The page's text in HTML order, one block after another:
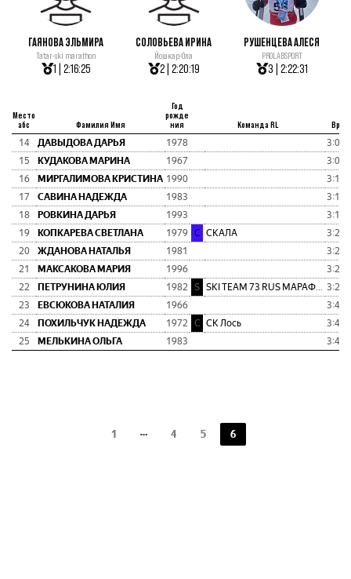
ГАЯНОВА ЭЛЬМИРА
Tatar-ski marathon
1 | 2:16:25
СОЛОВЬЕВА ИРИНА
Йошкар-Ола
2 | 2:20:19
РУШЕНЦЕВА АЛЕСЯ
PROLABSPORT
3 | 2:22:31
Место
абс
Фамилия Имя
Год
рожде
ния
Команда RL
14 ДАВЫДОВА ДАРЬЯ 1978
15
КУДАКОВА МАРИНА 1967
16
МИРГАЛИМОВА КРИСТИНА 1990
17
САВИНА НАДЕЖДА 1983
18
РОВКИНА ДАРЬЯ 1993
19
КОПКАРЕВА СВЕТЛАНА 1979 С СКАЛА
20
ЖДАНОВА НАТАЛЬЯ 1981
21
МАКСАКОВА МАРИЯ 1996
22
ПЕТРУНИНА ЮЛИЯ 1982 S SKI TEAM 73 RUS МАРАФОНСКАЯ КО
23
ЕВСЮКОВА НАТАЛИЯ 1966
24
ПОХИЛЬЧУК НАДЕЖДА 1972 С СК Лось
25
МЕЛЬКИНА ОЛЬГА 1983
1 4 5 6